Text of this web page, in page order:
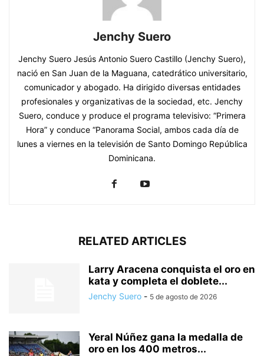
Jenchy Suero
Jenchy Suero Jesús Antonio Suero Castillo (Jenchy Suero),
nació en San Juan de la Maguana, catedrático universitario,
comunicador y abogado. Ha dirigido diversas entidades
profesionales y organizativas de la sociedad, etc. Jenchy
Suero, conduce y produce el programa televisivo: “Primera
Hora” y conduce “Panorama Social, ambos cada día de
lunes a viernes en la televisión de Santo Domingo República
Dominicana.
RELATED ARTICLES
Larry Aracena conquista el oro en
kata y completa el doblete...
Jenchy Suero - 5 de agosto de 2026
Yeral Núñez gana la medalla de
oro en los 400 metros...